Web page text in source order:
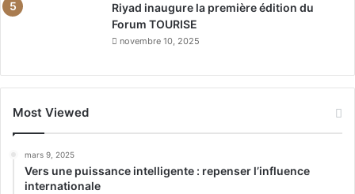
Riyad inaugure la première édition du
Forum TOURISE
novembre 10, 2025
Most Viewed
mars 9, 2025
Vers une puissance intelligente : repenser l’influence
internationale